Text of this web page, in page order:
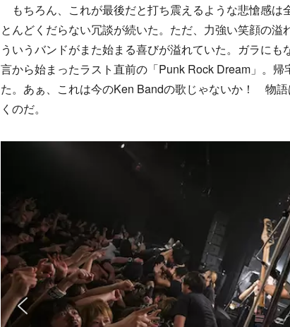
もちろん、これが最後だと打ち震えるような悲愴感は
とんどくだらない冗談が続いた。ただ、力強い笑顔の
ういうバンドがまた始まる喜びが溢れていた。ガラに
言から始まったラスト直前の「Punk Rock Dream」。
た。あぁ、これは今のKen Bandの歌じゃないか！ 物
くのだ。